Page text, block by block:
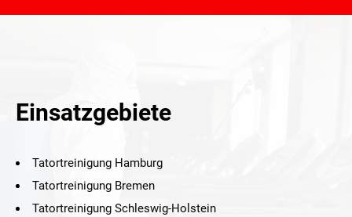
Einsatzgebiete
Tatortreinigung Hamburg
Tatortreinigung Bremen
Tatortreinigung Schleswig-Holstein